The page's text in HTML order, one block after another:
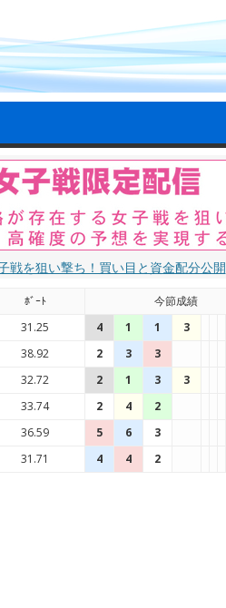
戦を狙い撃ち！買い目と資金配分公開
ﾎﾞｰﾄ 今節成績
31.25 4 1 1 3
38.92 2 3 3
32.72 2 1 3 3
33.74 2 4 2
36.59 5 6 3
31.71 4 4 2